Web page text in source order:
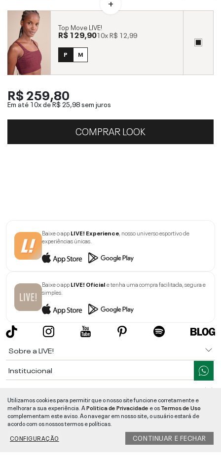
Top Move LIVE!
R$ 129,9010xR$ 12,99
P M
R$ 259,80
Em até 10x deR$ 25,98sem juros
COMPRAR LOOK
Baixe o appLIVE! Experience , nosso universo esportivo de
experiências únicas.
Baixe o appLIVE! Oficiale tenha uma compra facilitada, segura e
simples.
Sobre a LIVE!
Institucional
Ajuda
Segurança e Qualidade
LIVE!©2026- TODOS OS DIREITOS RESERVADOS -RUA MANOEL FRANCISCO
Utilizamos cookies para permitir que o nosso site funcione corretamente e
melhorar a sua experiência. APolitica de Privacidade e osTermos de Uso
complementam este aviso. Ao navegar em nosso site, o usuário estará de
acordo com os nossos termos e políticas.
CONFIGURAÇÃO
CONTINUAR E FECHAR